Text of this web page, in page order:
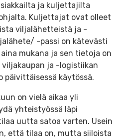
ja kuljettajilta
Kuljettajat ovat olleet
viljalähetteistä ja -
-passi on kätevästi
mukana ja sen tietoja on
ja -logistiikan
päivittäisessä käytössä.
on vielä aikaa yli
yhteistyössä läpi
uutta satoa varten. Usein
että tilaa on, mutta siiloista